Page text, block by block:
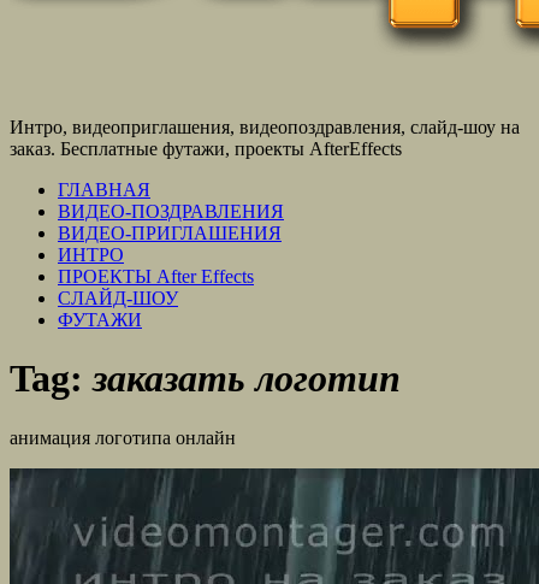
Интро, видеоприглашения, видеопоздравления, слайд-шоу на
заказ. Бесплатные футажи, проекты AfterEffects
ГЛАВНАЯ
ВИДЕО-ПОЗДРАВЛЕНИЯ
ВИДЕО-ПРИГЛАШЕНИЯ
ИНТРО
ПРОЕКТЫ After Effects
СЛАЙД-ШОУ
ФУТАЖИ
Tag: заказать логотип
анимация логотипа онлайн